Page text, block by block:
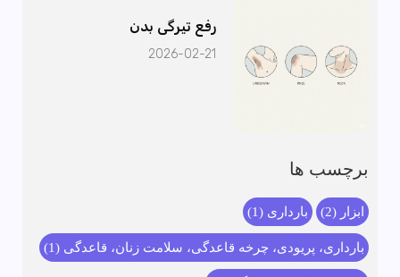
رفع تیرگی بدن
2026-02-21
برچسب ها
ابزار (2) بارداری (1)
بارداری، پریودی، چرخه قاعدگی، سلامت زنان، قاعدگی (1)